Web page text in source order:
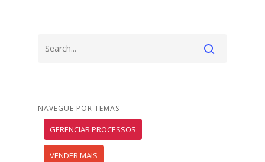
NAVEGUE POR TEMAS
GERENCIAR PROCESSOS
VENDER MAIS